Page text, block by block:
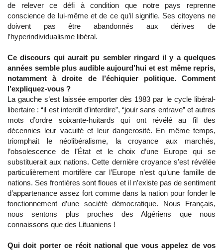
de relever ce défi à condition que notre pays reprenne
conscience de lui-même et de ce qu’il signifie. Ses citoyens ne
doivent pas être abandonnés aux dérives de
l’hyperindividualisme libéral.
Ce discours qui aurait pu sembler ringard il y a quelques
années semble plus audible aujourd’hui et est même repris,
notamment à droite de l’échiquier politique. Comment
l’expliquez-vous ?
La gauche s’est laissée emporter dès 1983 par le cycle libéral-
libertaire : “il est interdit d’interdire”, “jouir sans entrave” et autres
mots d’ordre soixante-huitards qui ont révélé au fil des
décennies leur vacuité et leur dangerosité. En même temps,
triomphait le néolibéralisme, la croyance aux marchés,
l’obsolescence de l’État et le choix d’une Europe qui se
substituerait aux nations. Cette dernière croyance s’est révélée
particulièrement mortifère car l’Europe n’est qu’une famille de
nations. Ses frontières sont floues et il n’existe pas de sentiment
d’appartenance assez fort comme dans la nation pour fonder le
fonctionnement d’une société démocratique. Nous Français,
nous sentons plus proches des Algériens que nous
connaissons que des Lituaniens !
Qui doit porter ce récit national que vous appelez de vos